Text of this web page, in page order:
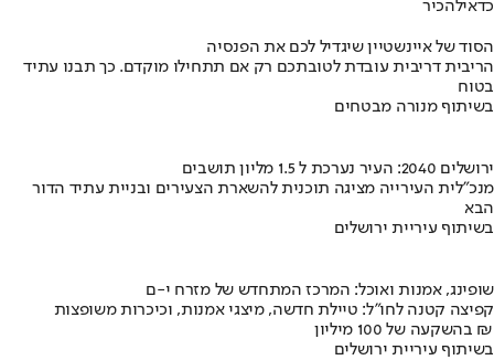
כדאילהכיר
הסוד של איינשטיין שיגדיל לכם את הפנסיה
הריבית דריבית עובדת לטובתכם רק אם תתחילו מוקדם. כך תבנו עתיד
בטוח
בשיתוף מנורה מבטחים
ירושלים 2040: העיר נערכת ל 1.5 מליון תושבים
מנכ"לית העירייה מציגה תוכנית להשארת הצעירים ובניית עתיד הדור
הבא
בשיתוף עיריית ירושלים
שופינג, אמנות ואוכל: המרכז המתחדש של מזרח י-ם
קפיצה קטנה לחו"ל: טיילת חדשה, מיצגי אמנות, וכיכרות משופצות
בהשקעה של 100 מיליון ₪
בשיתוף עיריית ירושלים